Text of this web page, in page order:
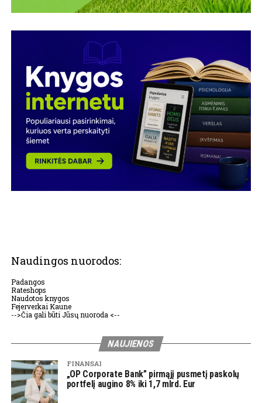
Naudingos nuorodos:
Padangos
Rateshops
Naudotos knygos
Fejerverkai Kaune
-->Čia gali būti Jūsų nuoroda <--
NAUJIENOS
FINANSAI
„OP Corporate Bank” pirmąjį pusmetį paskolų
portfelį augino 8% iki 1,7 mlrd. Eur